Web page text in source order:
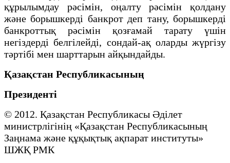
құрылымдау рәсімін, оңалту рәсімін қолдану
және борышкерді банкрот деп тану, борышкерді
банкроттық рәсімін қозғамай тарату үшін
негіздерді белгілейді, сондай-ақ оларды жүргізу
тәртібі мен шарттарын айқындайды.
Қазақстан Республикасының
Президенті
© 2012. Қазақстан Республикасы Әділет
министрлігінің «Қазақстан Республикасының
Заңнама және құқықтық ақпарат институты»
ШЖҚ РМК